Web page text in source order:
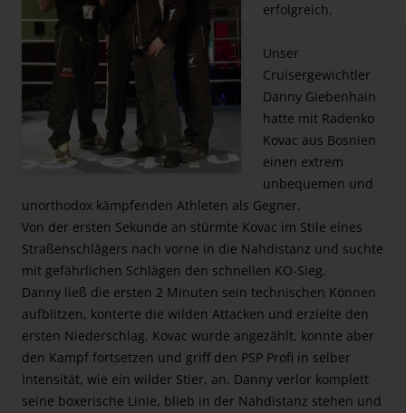
erfolgreich.
Unser
Cruisergewichtler
Danny Giebenhain
hatte mit Radenko
Kovac aus Bosnien
einen extrem
unbequemen und
unorthodox kämpfenden Athleten als Gegner.
Von der ersten Sekunde an stürmte Kovac im Stile eines
Straßenschlägers nach vorne in die Nahdistanz und suchte
mit gefährlichen Schlägen den schnellen KO-Sieg.
Danny ließ die ersten 2 Minuten sein technischen Können
aufblitzen, konterte die wilden Attacken und erzielte den
ersten Niederschlag. Kovac wurde angezählt, konnte aber
den Kampf fortsetzen und griff den PSP Profi in selber
Intensität, wie ein wilder Stier, an. Danny verlor komplett
seine boxerische Linie, blieb in der Nahdistanz stehen und